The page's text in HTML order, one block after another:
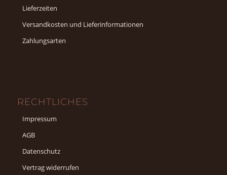
Lieferzeiten
Versandkosten und Lieferinformationen
Zahlungsarten
RECHTLICHES
Impressum
AGB
Datenschutz
Vertrag widerrufen